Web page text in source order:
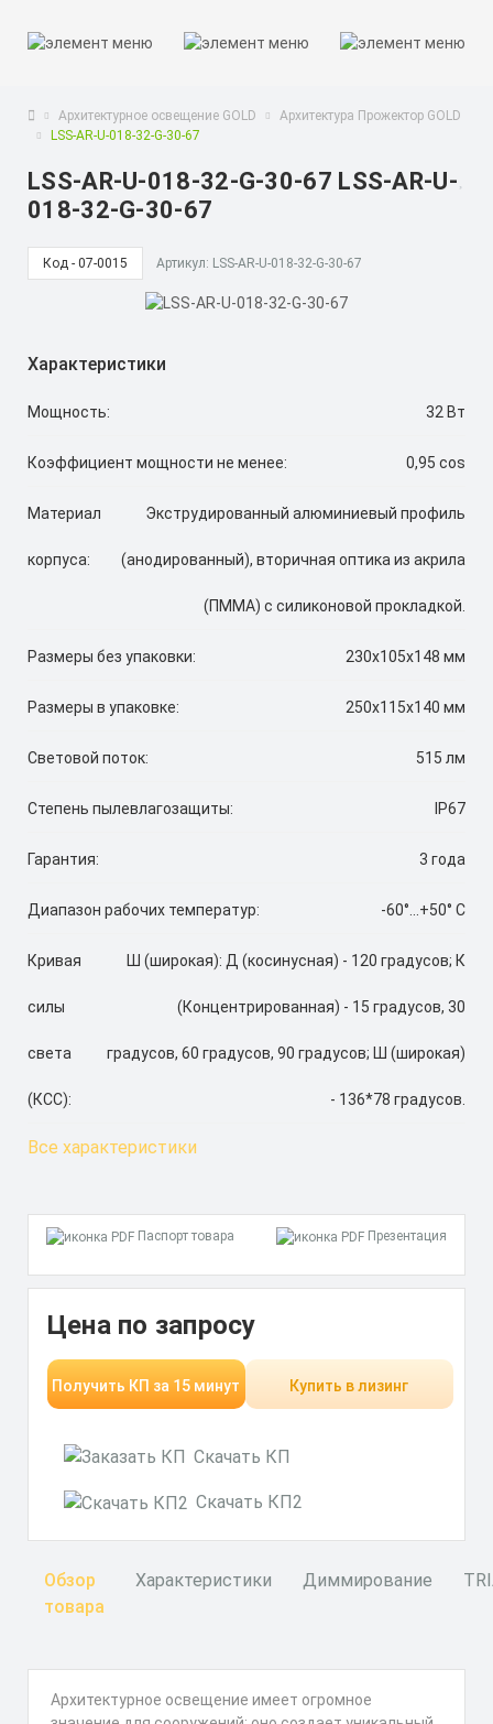
Архитектурное освещение GOLD
Архитектура Прожектор GOLD
LSS-AR-U-018-32-G-30-67
LSS-AR-U-018-32-G-30-67 LSS-AR-U-
018-32-G-30-67
Код - 07-0015 Артикул: LSS-AR-U-018-32-G-30-67
Характеристики
Мощность: 32 Вт
Коэффициент мощности не менее: 0,95 cos
Материал
корпуса:
Экструдированный алюминиевый профиль
(анодированный), вторичная оптика из акрила
(ПММА) с силиконовой прокладкой.
Размеры без упаковки: 230х105х148 мм
Размеры в упаковке: 250х115х140 мм
Световой поток: 515 лм
Степень пылевлагозащиты: IP67
Гарантия: 3 года
Диапазон рабочих температур: -60°...+50° C
Кривая
силы
света
(КСС):
Ш (широкая): Д (косинусная) - 120 градусов; К
(Концентрированная) - 15 градусов, 30
градусов, 60 градусов, 90 градусов; Ш (широкая)
- 136*78 градусов.
Все характеристики
Паспорт товара Презентация
Цена по запросу
Получить КП за 15 минут Купить в лизинг
Скачать КП
Скачать КП2
Обзор
товара
Характеристики Диммирование
Архитектурное освещение имеет огромное